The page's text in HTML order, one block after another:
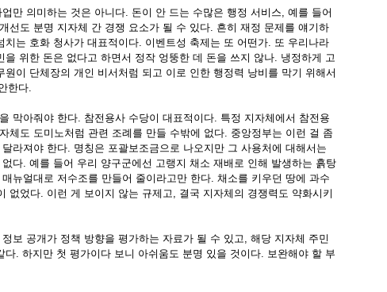
의미하는 것은 아니다. 돈이 안 드는 수많은 행정 서비스, 예를 들어
선도 분명 지자체 간 경쟁 요소가 될 수 있다. 흔히 재정 문제를 얘기하
는 호화 청사가 대표적이다. 이벤트성 축제는 또 어떤가. 또 우리나라
위한 돈은 없다고 하면서 정작 엉뚱한 데 돈을 쓰지 않나. 냉정하게 고
이 단체장의 개인 비서처럼 되고 이로 인한 행정력 낭비를 막기 위해서
한다.
아줘야 한다. 참전용사 수당이 대표적이다. 특정 지자체에서 참전용
체도 도미노처럼 관련 조례를 만들 수밖에 없다. 중앙정부는 이런 걸 좀
라져야 한다. 명칭은 포괄보조금으로 나오지만 그 사용처에 대해서는
다. 예를 들어 우리 양구군에선 고랭지 채소 재배로 인해 발생하는 흙탕
뉴얼대로 저수조를 만들어 줄이라고만 한다. 채소를 키우던 땅에 과수
없었다. 이런 게 보이지 않는 규제고, 결국 지자체의 경쟁력도 약화시키
공개가 정책 방향을 평가하는 자료가 될 수 있고, 해당 지자체 주민
. 하지만 첫 평가이다 보니 아쉬움도 분명 있을 것이다. 보완해야 할 부